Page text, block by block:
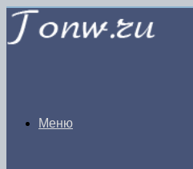
Меню